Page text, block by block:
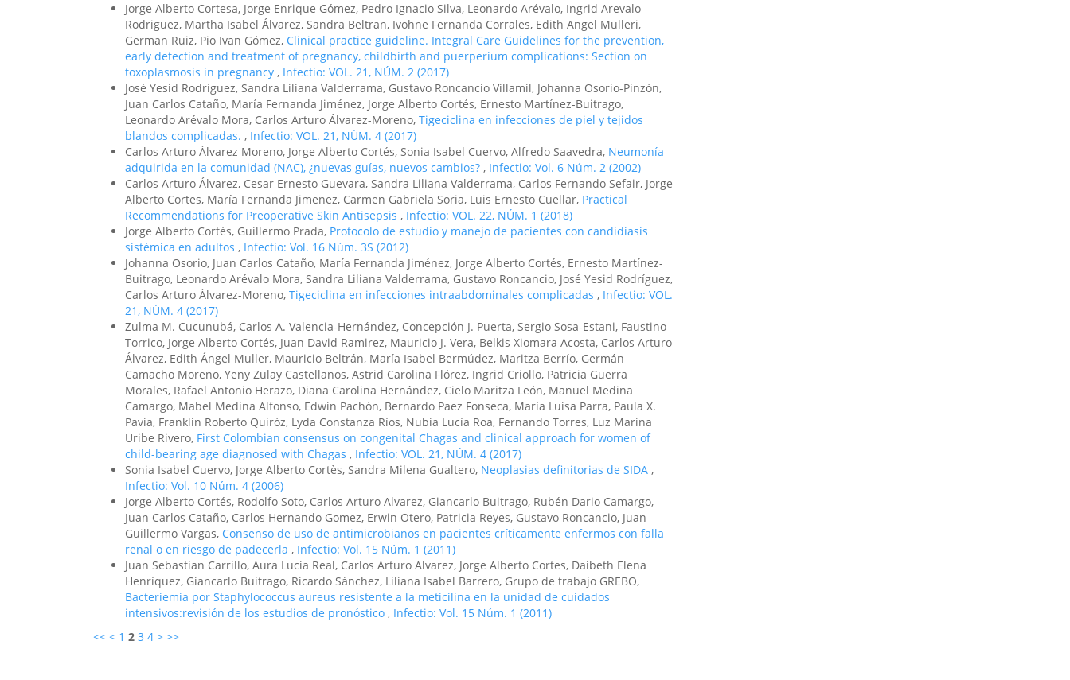
Jorge Alberto Cortesa, Jorge Enrique Gómez, Pedro Ignacio Silva, Leonardo Arévalo, Ingrid Arevalo
Rodriguez, Martha Isabel Álvarez, Sandra Beltran, Ivohne Fernanda Corrales, Edith Angel Mulleri,
German Ruiz, Pio Ivan Gómez, Clinical practice guideline. Integral Care Guidelines for the prevention,
early detection and treatment of pregnancy, childbirth and puerperium complications: Section on
toxoplasmosis in pregnancy , Infectio: VOL. 21, NÚM. 2 (2017)
José Yesid Rodríguez, Sandra Liliana Valderrama, Gustavo Roncancio Villamil, Johanna Osorio-Pinzón,
Juan Carlos Cataño, María Fernanda Jiménez, Jorge Alberto Cortés, Ernesto Martínez-Buitrago,
Leonardo Arévalo Mora, Carlos Arturo Álvarez-Moreno, Tigeciclina en infecciones de piel y tejidos
blandos complicadas. , Infectio: VOL. 21, NÚM. 4 (2017)
Carlos Arturo Álvarez Moreno, Jorge Alberto Cortés, Sonia Isabel Cuervo, Alfredo Saavedra, Neumonía
adquirida en la comunidad (NAC), ¿nuevas guías, nuevos cambios? , Infectio: Vol. 6 Núm. 2 (2002)
Carlos Arturo Álvarez, Cesar Ernesto Guevara, Sandra Liliana Valderrama, Carlos Fernando Sefair, Jorge
Alberto Cortes, María Fernanda Jimenez, Carmen Gabriela Soria, Luis Ernesto Cuellar, Practical
Recommendations for Preoperative Skin Antisepsis , Infectio: VOL. 22, NÚM. 1 (2018)
Jorge Alberto Cortés, Guillermo Prada, Protocolo de estudio y manejo de pacientes con candidiasis
sistémica en adultos , Infectio: Vol. 16 Núm. 3S (2012)
Johanna Osorio, Juan Carlos Cataño, María Fernanda Jiménez, Jorge Alberto Cortés, Ernesto Martínez-
Buitrago, Leonardo Arévalo Mora, Sandra Liliana Valderrama, Gustavo Roncancio, José Yesid Rodríguez,
Carlos Arturo Álvarez-Moreno, Tigeciclina en infecciones intraabdominales complicadas , Infectio: VOL.
21, NÚM. 4 (2017)
Zulma M. Cucunubá, Carlos A. Valencia-Hernández, Concepción J. Puerta, Sergio Sosa-Estani, Faustino
Torrico, Jorge Alberto Cortés, Juan David Ramirez, Mauricio J. Vera, Belkis Xiomara Acosta, Carlos Arturo
Álvarez, Edith Ángel Muller, Mauricio Beltrán, María Isabel Bermúdez, Maritza Berrío, Germán
Camacho Moreno, Yeny Zulay Castellanos, Astrid Carolina Flórez, Ingrid Criollo, Patricia Guerra
Morales, Rafael Antonio Herazo, Diana Carolina Hernández, Cielo Maritza León, Manuel Medina
Camargo, Mabel Medina Alfonso, Edwin Pachón, Bernardo Paez Fonseca, María Luisa Parra, Paula X.
Pavia, Franklin Roberto Quiróz, Lyda Constanza Ríos, Nubia Lucía Roa, Fernando Torres, Luz Marina
Uribe Rivero, First Colombian consensus on congenital Chagas and clinical approach for women of
child-bearing age diagnosed with Chagas , Infectio: VOL. 21, NÚM. 4 (2017)
Sonia Isabel Cuervo, Jorge Alberto Cortès, Sandra Milena Gualtero, Neoplasias definitorias de SIDA ,
Infectio: Vol. 10 Núm. 4 (2006)
Jorge Alberto Cortés, Rodolfo Soto, Carlos Arturo Alvarez, Giancarlo Buitrago, Rubén Dario Camargo,
Juan Carlos Cataño, Carlos Hernando Gomez, Erwin Otero, Patricia Reyes, Gustavo Roncancio, Juan
Guillermo Vargas, Consenso de uso de antimicrobianos en pacientes críticamente enfermos con falla
renal o en riesgo de padecerla , Infectio: Vol. 15 Núm. 1 (2011)
Juan Sebastian Carrillo, Aura Lucia Real, Carlos Arturo Alvarez, Jorge Alberto Cortes, Daibeth Elena
Henríquez, Giancarlo Buitrago, Ricardo Sánchez, Liliana Isabel Barrero, Grupo de trabajo GREBO,
Bacteriemia por Staphylococcus aureus resistente a la meticilina en la unidad de cuidados
intensivos:revisión de los estudios de pronóstico , Infectio: Vol. 15 Núm. 1 (2011)
<< < 1 2 3 4 > >>